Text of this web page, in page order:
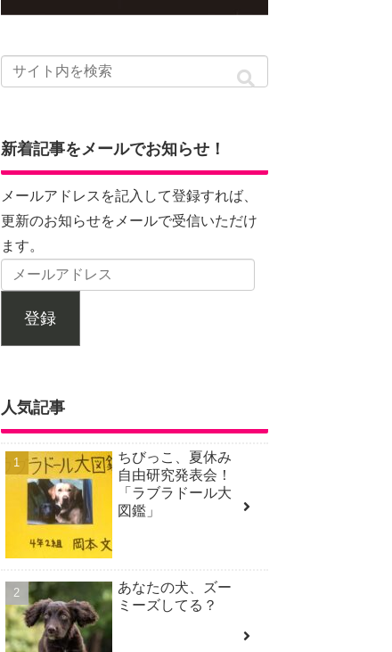
新着記事をメールでお知らせ！
メールアドレスを記入して登録すれば、
更新のお知らせをメールで受信いただけ
ます。
登録
人気記事
ちびっこ、夏休み
自由研究発表会！
「ラブラドール大
図鑑」
あなたの犬、ズー
ミーズしてる？